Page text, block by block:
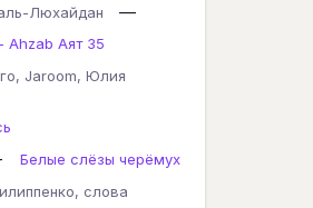
Люхайдан
—
Ahzab Аят 35
Jaroom, Юлия
Белые слёзы черёмух
слова